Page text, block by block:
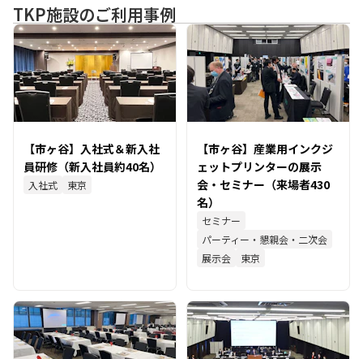
TKP施設のご利用事例
【市ヶ谷】入社式＆新入社
員研修（新入社員約40名）
入社式 東京
【市ヶ谷】産業用インクジ
ェットプリンターの展示
会・セミナー（来場者430
名）
セミナー
パーティー・懇親会・二次会
展示会
東京